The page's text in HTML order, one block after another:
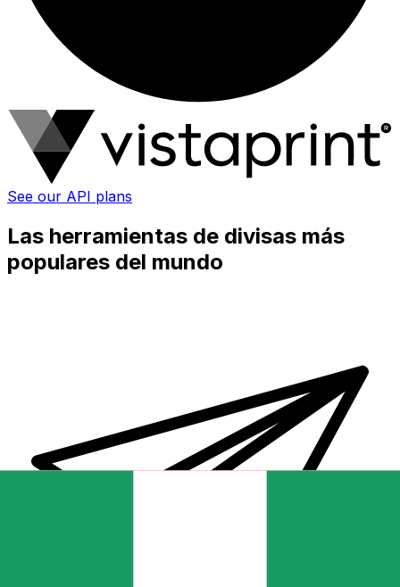
See our API plans
Las herramientas de divisas más
populares del mundo